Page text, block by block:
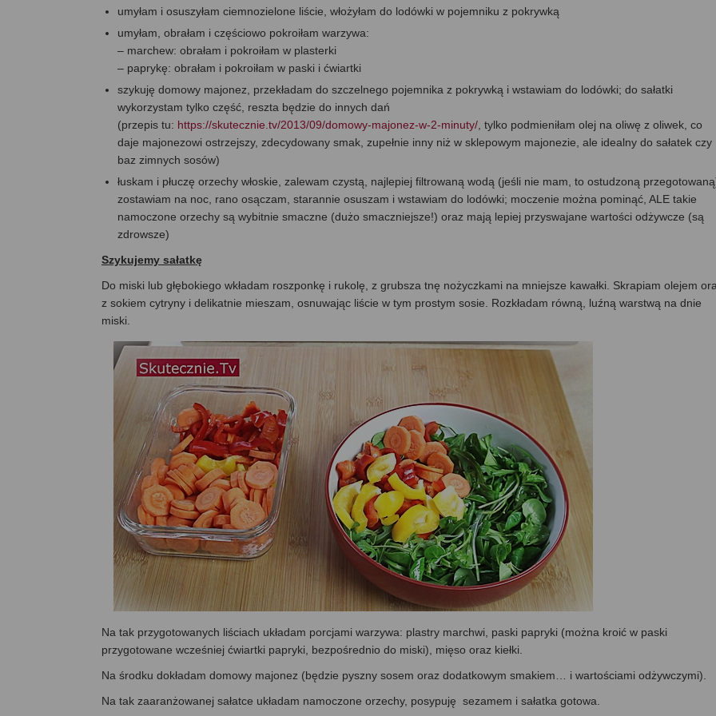
umyłam i osuszyłam ciemnozielone liście, włożyłam do lodówki w pojemniku z pokrywką
umyłam, obrałam i częściowo pokroiłam warzywa:
– marchew: obrałam i pokroiłam w plasterki
– paprykę: obrałam i pokroiłam w paski i ćwiartki
szykuję domowy majonez, przekładam do szczelnego pojemnika z pokrywką i wstawiam do lodówki; do sałatki
wykorzystam tylko część, reszta będzie do innych dań
(przepis tu: https://skutecznie.tv/2013/09/domowy-majonez-w-2-minuty/, tylko podmieniłam olej na oliwę z oliwek, co
daje majonezowi ostrzejszy, zdecydowany smak, zupełnie inny niż w sklepowym majonezie, ale idealny do sałatek czy
baz zimnych sosów)
łuskam i płuczę orzechy włoskie, zalewam czystą, najlepiej filtrowaną wodą (jeśli nie mam, to ostudzoną
zostawiam na noc, rano osączam, starannie osuszam i wstawiam do lodówki; moczenie można pominąć, ALE takie
namoczone orzechy są wybitnie smaczne (dużo smaczniejsze!) oraz mają lepiej przyswajane wartości odżywcze (są
zdrowsze)
Szykujemy sałatkę
Do miski lub głębokiego wkładam roszponkę i rukolę, z grubsza tnę nożyczkami na mniejsze kawałki. Skrapiam olejem
z sokiem cytryny i delikatnie mieszam, osnuwając liście w tym prostym sosie. Rozkładam równą, luźną warstwą na dnie
miski.
Na tak przygotowanych liściach układam porcjami warzywa: plastry marchwi, paski papryki (można kroić w paski
przygotowane wcześniej ćwiartki papryki, bezpośrednio do miski), mięso oraz kiełki.
Na środku dokładam domowy majonez (będzie pyszny sosem oraz dodatkowym smakiem… i wartościami odżywczymi).
Na tak zaaranżowanej sałatce układam namoczone orzechy, posypuję sezamem i sałatka gotowa.